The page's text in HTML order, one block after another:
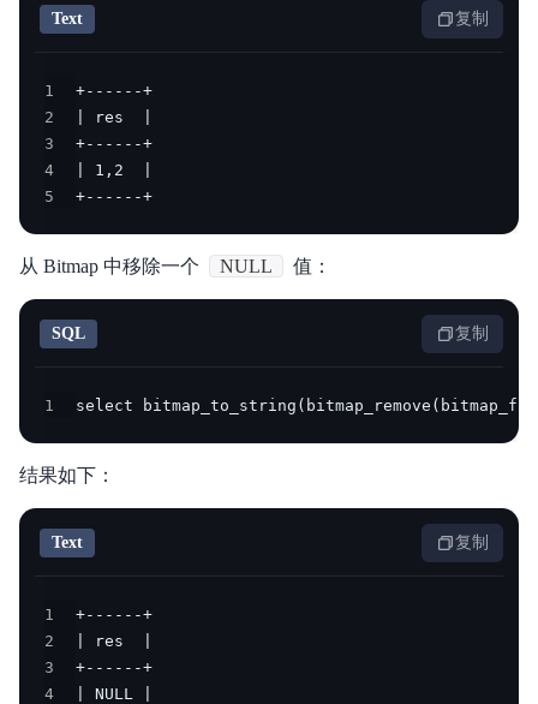
Text 复制
1
2
3
4
5
+------+
从 Bitmap 中移除一个 NULL 值：
SQL 复制
1 select
结果如下：
Text 复制
1
2
3
4